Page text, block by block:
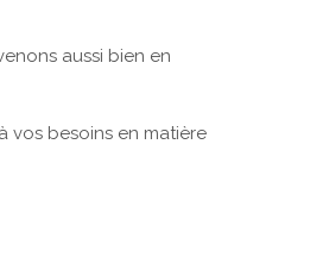
aussi bien en
vos besoins en matière